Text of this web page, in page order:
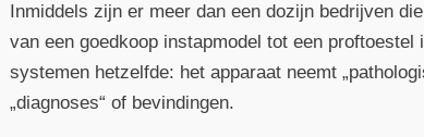
Inmiddels zijn er meer dan een dozijn bedrijven
van een goedkoop instapmodel tot een
systemen hetzelfde: het apparaat neemt
„diagnoses“ of bevindingen.